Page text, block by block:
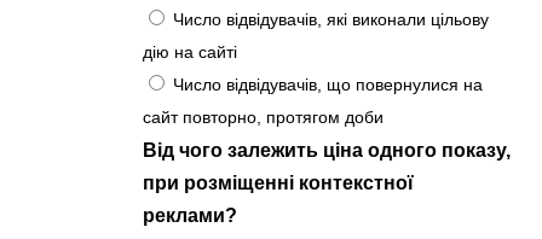
Число відвідувачів, які виконали цільову
дію на сайті
Число відвідувачів, що повернулися на
сайт повторно, протягом доби
Від чого залежить ціна одного показу,
при розміщенні контекстної
реклами?